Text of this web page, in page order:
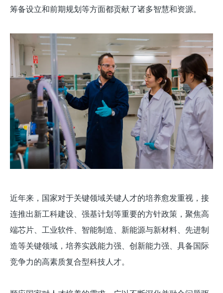
筹备设立和前期规划等方面都贡献了诸多智慧和资源。
近年来，国家对于关键领域关键人才的培养愈发重视，接
连推出新工科建设、强基计划等重要的方针政策，聚焦高
端芯片、工业软件、智能制造、新能源与新材料、先进制
造等关键领域，培养实践能力强、创新能力强、具备国际
竞争力的高素质复合型科技人才。